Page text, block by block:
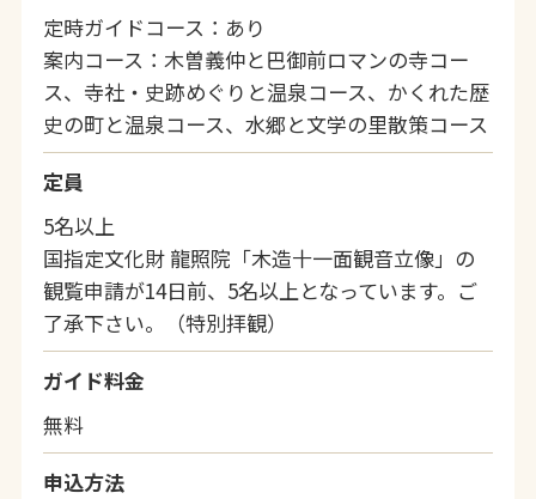
定時ガイドコース：あり
案内コース：木曽義仲と巴御前ロマンの寺コー
ス、寺社・史跡めぐりと温泉コース、かくれた歴
史の町と温泉コース、水郷と文学の里散策コース
定員
5名以上
国指定文化財 龍照院「木造十一面観音立像」の
観覧申請が14日前、5名以上となっています。ご
了承下さい。（特別拝観）
ガイド料金
無料
申込方法